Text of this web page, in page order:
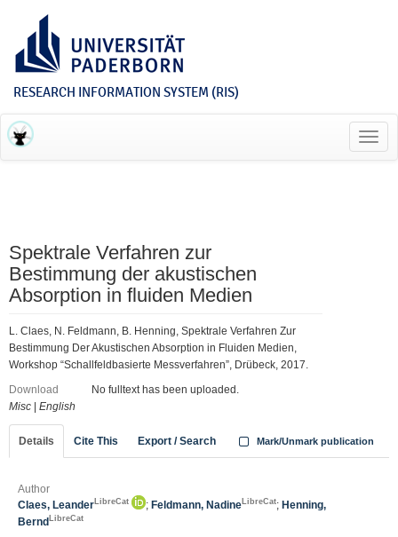
RESEARCH INFORMATION SYSTEM (RIS)
Spektrale Verfahren zur
Bestimmung der akustischen
Absorption in fluiden Medien
L. Claes, N. Feldmann, B. Henning, Spektrale Verfahren Zur
Bestimmung Der Akustischen Absorption in Fluiden Medien,
Workshop “Schallfeldbasierte Messverfahren”, Drübeck, 2017.
Download
No fulltext has been uploaded.
Misc
English
Details Cite This Export / Search Mark/Unmark publication
Author
Claes, Leander LibreCat ; Feldmann, Nadine LibreCat; Henning,
Bernd LibreCat